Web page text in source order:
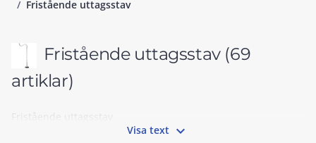
Fristående uttagsstav
Fristående uttagsstav (69
artiklar)
Fristående uttagsstav
Visa text 